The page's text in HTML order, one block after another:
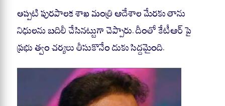
అప్పటి పురపాలక శాఖ మంత్రి ఆదేశాల మేరకు తాను
నిధులను బదిలీ చేసినట్టుగా చెప్పారు. దీంతో కేటీఆర్ పై
ప్రభు త్వం చర్యలు తీసుకొనేం దుకు సిద్దమైంది.